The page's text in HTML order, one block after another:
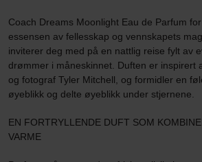
Coach Dreams Moonlight Eau de Parfum
essensen av fellesskap og vennskapets
inviterer deg med på en nattlig reise fylt av
drømmer i måneskinnet. Duften er inspirert
og fotograf Tyler Mitchell, og formidler en
øyeblikk og delte øyeblikk under stjernene.
EN FORTRYLLENDE DUFT SOM
VARME